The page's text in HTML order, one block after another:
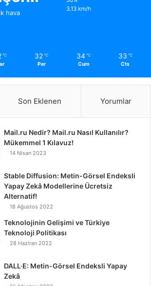
hava
3.13 km/h
℃ 32 ℃
Per
34 ℃
Cum
33 ℃
Cts
Son Eklenen Yorumlar
Mail.ru Nedir? Mail.ru Nasıl Kullanılır?
Mükemmel 1 Kılavuz!
14 Nisan 2023
Stable Diffusion: Metin-Görsel Endeksli
Yapay Zekâ Modellerine Ücretsiz
Alternatif!
18 Ağustos 2022
Teknolojinin Gelişimi ve Türkiye
Teknoloji Politikası
28 Haziran 2022
DALL·E: Metin-Görsel Endeksli Yapay
Zekâ